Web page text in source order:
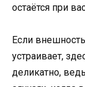
остаётся при
Если
устраивает,
деликатно,